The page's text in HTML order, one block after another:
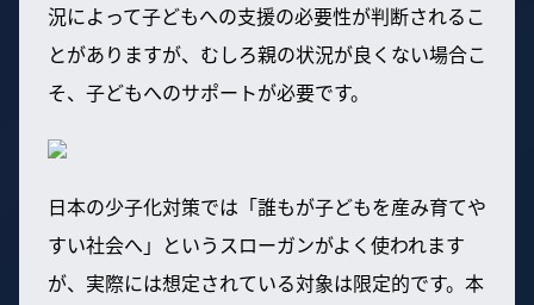
況によって子どもへの支援の必要性が判断されるこ
とがありますが、むしろ親の状況が良くない場合こ
そ、子どもへのサポートが必要です。
日本の少子化対策では「誰もが子どもを産み育てや
すい社会へ」というスローガンがよく使われます
が、実際には想定されている対象は限定的です。本